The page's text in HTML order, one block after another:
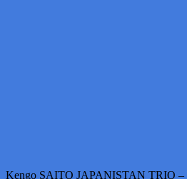
Kengo SAITO JAPANISTAN TRIO –